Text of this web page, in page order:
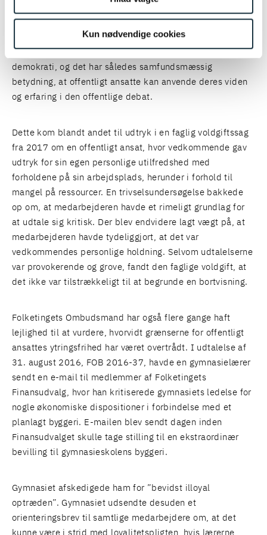
Kun nødvendige cookies
repræsentation for myndigheden.
Hensynet bag dette er at sikre et åbent og velfungerende
demokrati, og det har således samfundsmæssig
betydning, at offentligt ansatte kan anvende deres viden
og erfaring i den offentlige debat.
Dette kom blandt andet til udtryk i en faglig voldgiftssag
fra 2017 om en offentligt ansat, hvor vedkommende gav
udtryk for sin egen personlige utilfredshed med
forholdene på sin arbejdsplads, herunder i forhold til
mangel på ressourcer. En trivselsundersøgelse bakkede
op om, at medarbejderen havde et rimeligt grundlag for
at udtale sig kritisk. Der blev endvidere lagt vægt på, at
medarbejderen havde tydeliggjort, at det var
vedkommendes personlige holdning. Selvom udtalelserne
var provokerende og grove, fandt den faglige voldgift, at
det ikke var tilstrækkeligt til at begrunde en bortvisning.
Folketingets Ombudsmand har også flere gange haft
lejlighed til at vurdere, hvorvidt grænserne for offentligt
ansattes ytringsfrihed har været overtrådt. I udtalelse af
31. august 2016, FOB 2016-37, havde en gymnasielærer
sendt en e-mail til medlemmer af Folketingets
Finansudvalg, hvor han kritiserede gymnasiets ledelse for
nogle økonomiske dispositioner i forbindelse med et
planlagt byggeri. E-mailen blev sendt dagen inden
Finansudvalget skulle tage stilling til en ekstraordinær
bevilling til gymnasieskolens byggeri.
Gymnasiet afskedigede ham for ”bevidst illoyal
optræden”. Gymnasiet udsendte desuden et
orienteringsbrev til samtlige medarbejdere om, at det
kunne være i strid med loyalitetspligten, hvis lærerne